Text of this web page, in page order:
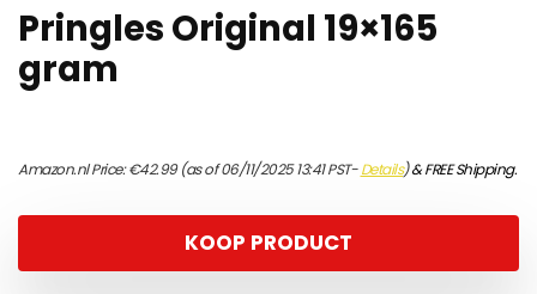
Pringles Original 19×165
gram
Amazon.nl Price:€42.99(as of 06/11/2025 13:41 PST-Details)&FREE Shipping.
KOOP PRODUCT